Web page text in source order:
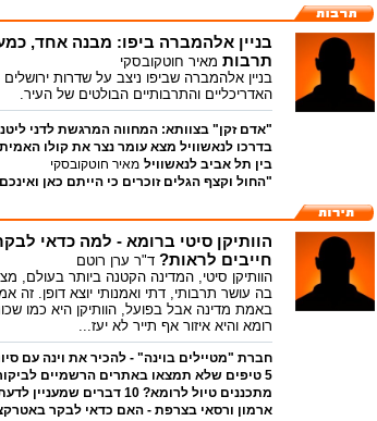
בניין אלהמברה ביפו: מבנה אחד,
תרבות מאיר חוטקובסקי
בניין אלהמברה שביפו ניצב על שדרות
האדריכליים והתרבותיים הבולטים של העיר.
"אדם זקן" בצוותא: המחווה המרגשת לדני
חוטקובסקי
בדרכו לנאשוויל מצא עומר נצר את קולו
חוטקובסקי
בין תל אביב לנאשוויל מאיר חוטקובסקי
"החול וקצף הגלים זוכרים כי הייתם כאן
הוותיקן סיטי ברומא - למה כדאי
חייבים לראות? ד"ר ערן רוטם
הוותיקן סיטי, המדינה הקטנה ביותר בעולם,
בה עושר תרבותי, דתי ואמנותי יוצא דופן. זה
באמת מדינה אבל בפועל, הוותיקן היא כמו
רומא והיא איזור אף תייר לא יעז...
חברת "מטיילים בוינה" - להכיר את וינה עם
בעברית אלה לב
5 טיפים שלא תמצאו באתרים הרשמיים
בדיסנילנד פריז ד"ר ערן רוטםמתכננים טיול לרומא? 10 דברים שמעניין לדעת על הקולוסיאום
ד"ר ערן רוטם
ארמון ורסאי בצרפת - האם כדאי לבקר